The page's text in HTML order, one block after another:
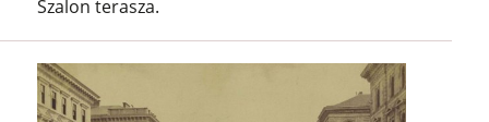
Szalon terasza.